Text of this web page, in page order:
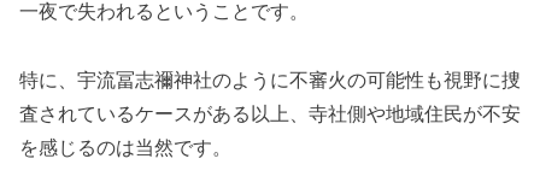
一夜で失われるということです。
特に、宇流冨志禰神社のように不審火の可能性も視野に捜
査されているケースがある以上、寺社側や地域住民が不安
を感じるのは当然です。